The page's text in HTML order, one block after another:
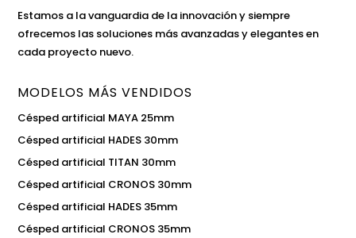
Estamos a la vanguardia de la innovación y siempre
ofrecemos las soluciones más avanzadas y elegantes en
cada proyecto nuevo.
MODELOS MÁS VENDIDOS
Césped artificial MAYA 25mm
Césped artificial HADES 30mm
Césped artificial TITAN 30mm
Césped artificial CRONOS 30mm
Césped artificial HADES 35mm
Césped artificial CRONOS 35mm